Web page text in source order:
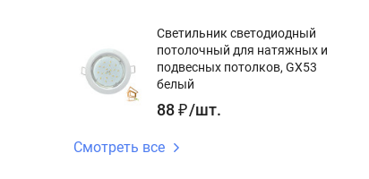
Светильник светодиодный
потолочный для натяжных и
подвесных потолков, GX53
белый
88₽/шт.
Смотреть все